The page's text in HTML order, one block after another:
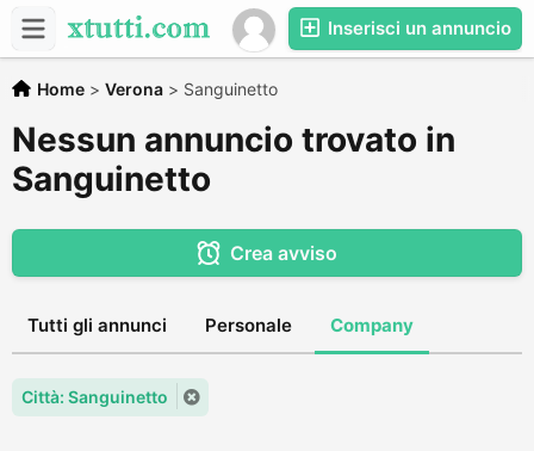
Inserisci un annuncio
Home > Verona > Sanguinetto
Nessun annuncio trovato in
Sanguinetto
Crea avviso
Tutti gli annunci Personale Company
Città: Sanguinetto